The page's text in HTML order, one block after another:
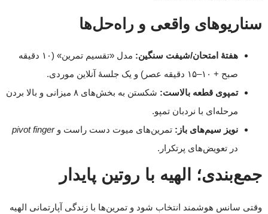
سناریوهای واقعی و راه‌حل‌ها
هفتهٔ امتحان/شیفت سنگین:
مدل «تقسیم تمرین» (۱۰ دقیقه
صبح + ۱۰–۱۵ دقیقه عصر) و یک جلسهٔ آنلاین موردی.
تمپوی قطعه بالاست:
شکستن به بخش‌های ۸ میزانی و بالا بردن
مرحله‌ای با نردبان تمپو.
نویز سیم‌های باز: تمرین‌های میوت دست راست وpivot finger
در تعویض‌های پرتکرار.
جمع‌بندی؛ الهیه با روتین پایدار
وقتی سانس هوشمند انتخاب شود و تمرین‌ها با زندگی آپارتمانی الهیه